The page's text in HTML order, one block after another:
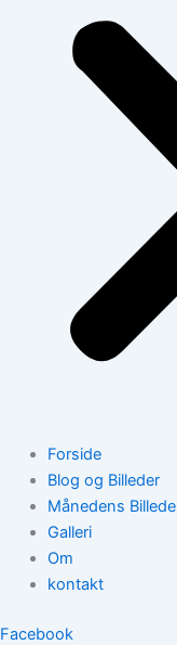
Forside
Blog og Billeder
Månedens Billede
Galleri
Om
kontakt
Facebook